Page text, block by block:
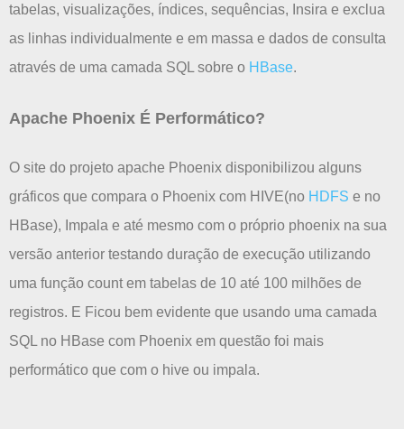
tabelas, visualizações, índices, sequências, Insira e exclua
as linhas individualmente e em massa e dados de consulta
através de uma camada SQL sobre o HBase.
Apache Phoenix É Performático?
O site do projeto apache Phoenix disponibilizou alguns
gráficos que compara o Phoenix com HIVE(no HDFS e no
HBase), Impala e até mesmo com o próprio phoenix na sua
versão anterior testando duração de execução utilizando
uma função count em tabelas de 10 até 100 milhões de
registros. E Ficou bem evidente que usando uma camada
SQL no HBase com Phoenix em questão foi mais
performático que com o hive ou impala.